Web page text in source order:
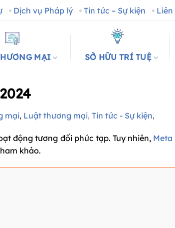
Dịch vụ Pháp lý Tin tức – Sự kiện Liên
MẠI SỞ HỮU TRÍ TUỆ
mại, Luật thương mại, Tin tức - Sự kiện,
động tương đối phức tạp. Tuy nhiên, Meta
khảo.